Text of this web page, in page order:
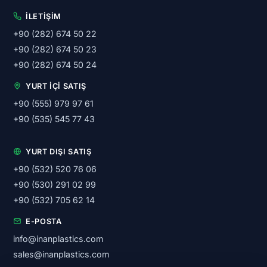
İLETIŞIM
+90 (282) 674 50 22
+90 (282) 674 50 23
+90 (282) 674 50 24
YURT İÇI SATIŞ
+90 (555) 979 97 61
+90 (535) 545 77 43
YURT DIŞI SATIŞ
+90 (532) 520 76 06
+90 (530) 291 02 99
+90 (532) 705 62 14
E-POSTA
info@inanplastics.com
sales@inanplastics.com